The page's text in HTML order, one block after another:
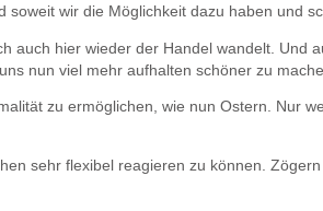
soweit wir die Möglichkeit dazu haben und
auch hier wieder der Handel wandelt.
nun viel mehr aufhalten schöner zu
zu ermöglichen, wie nun Ostern. Nur
sehr flexibel reagieren zu können.